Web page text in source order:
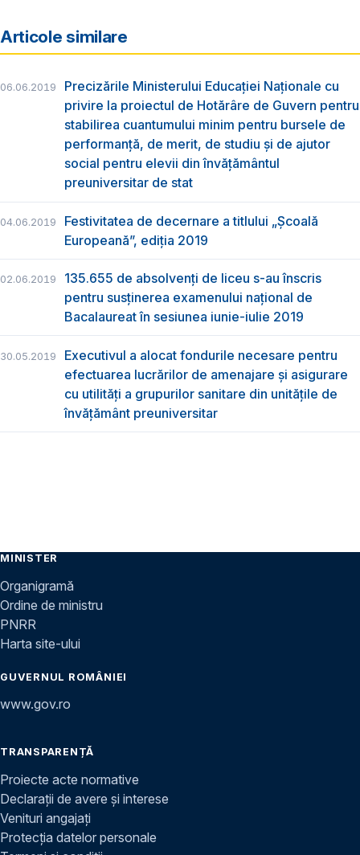
Articole similare
06.06.2019
Precizările Ministerului Educației Naționale cu
privire la proiectul de Hotărâre de Guvern pentru
stabilirea cuantumului minim pentru bursele de
performanță, de merit, de studiu și de ajutor
social pentru elevii din învățământul
preuniversitar de stat
04.06.2019
Festivitatea de decernare a titlului „Şcoală
Europeană”, ediția 2019
02.06.2019
135.655 de absolvenţi de liceu s-au înscris
pentru susţinerea examenului naţional de
Bacalaureat în sesiunea iunie-iulie 2019
30.05.2019
Executivul a alocat fondurile necesare pentru
efectuarea lucrărilor de amenajare și asigurare
cu utilități a grupurilor sanitare din unitățile de
învățământ preuniversitar
MINISTER
Organigramă
Ordine de ministru
PNRR
Harta site-ului
GUVERNUL ROMÂNIEI
www.gov.ro
TRANSPARENȚĂ
Proiecte acte normative
Declarații de avere și interese
Venituri angajați
Protecția datelor personale